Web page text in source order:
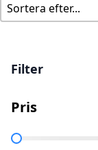
Filter
Pris
Pris